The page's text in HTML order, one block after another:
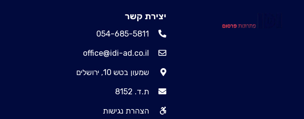
יצירת קשר
054-685-5811
office@idi-ad.co.il
שמעון בטש 10, ירושלים
ת.ד. 8152
הצהרת נגישות